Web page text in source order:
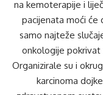
na kemoterapije i
pacijenata moći će
samo najteže
onkologije
Organizirale su i
karcinoma